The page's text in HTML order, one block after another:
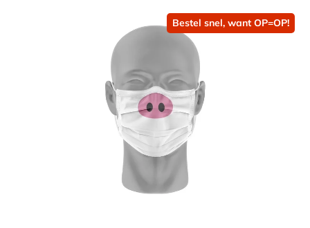
Bestel snel, want OP=OP!